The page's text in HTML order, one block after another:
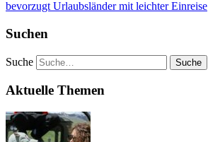
bevorzugt Urlaubsländer mit leichter Einreise
Suchen
Suche
Aktuelle Themen